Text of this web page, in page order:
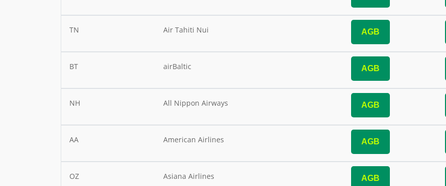
TN Air Tahiti Nui AGB
BT airBaltic AGB
NH All Nippon Airways AGB
AA American Airlines AGB
OZ Asiana Airlines AGB